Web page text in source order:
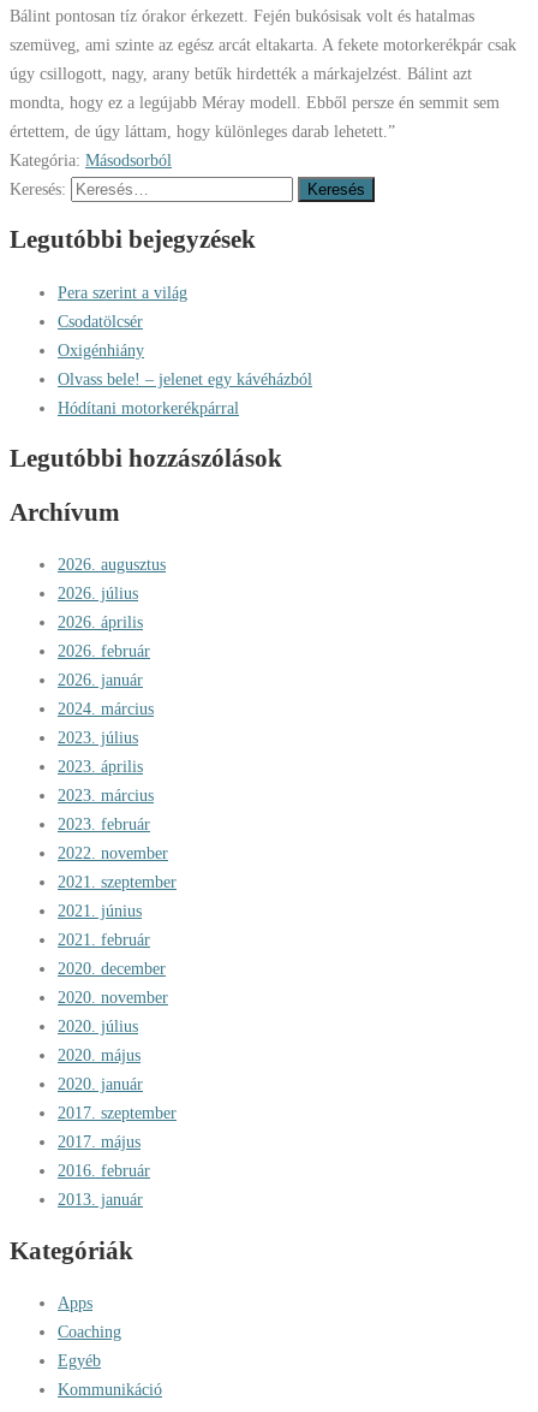
Bálint pontosan tíz órakor érkezett. Fején bukósisak volt és hatalmas
szemüveg, ami szinte az egész arcát eltakarta. A fekete motorkerékpár csak
úgy csillogott, nagy, arany betűk hirdették a márkajelzést. Bálint azt
mondta, hogy ez a legújabb Méray modell. Ebből persze én semmit sem
értettem, de úgy láttam, hogy különleges darab lehetett.”
Kategória: Másodsorból
Keresés:
Legutóbbi bejegyzések
Pera szerint a világ
Csodatölcsér
Oxigénhiány
Olvass bele! – jelenet egy kávéházból
Hódítani motorkerékpárral
Legutóbbi hozzászólások
Archívum
2026. augusztus
2026. július
2026. április
2026. február
2026. január
2024. március
2023. július
2023. április
2023. március
2023. február
2022. november
2021. szeptember
2021. június
2021. február
2020. december
2020. november
2020. július
2020. május
2020. január
2017. szeptember
2017. május
2016. február
2013. január
Kategóriák
Apps
Coaching
Egyéb
Kommunikáció